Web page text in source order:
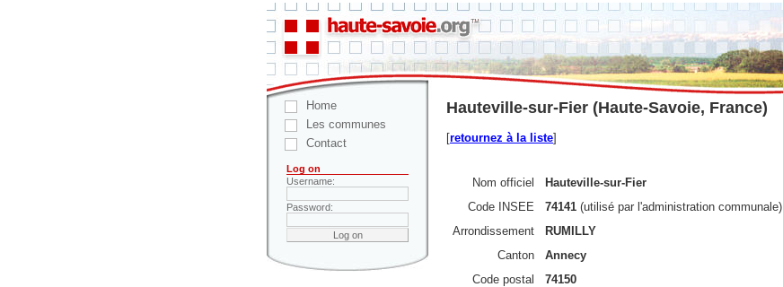
Home
Les communes
Contact
Log on
Username:
Password:
Hauteville-sur-Fier (Haute-Savoie, France)
[retournez à la liste]
Nom officiel
Hauteville-sur-Fier
Code INSEE
74141 (utilisé par l'administration communale)
Arrondissement
RUMILLY
Canton
Annecy
Code postal
74150